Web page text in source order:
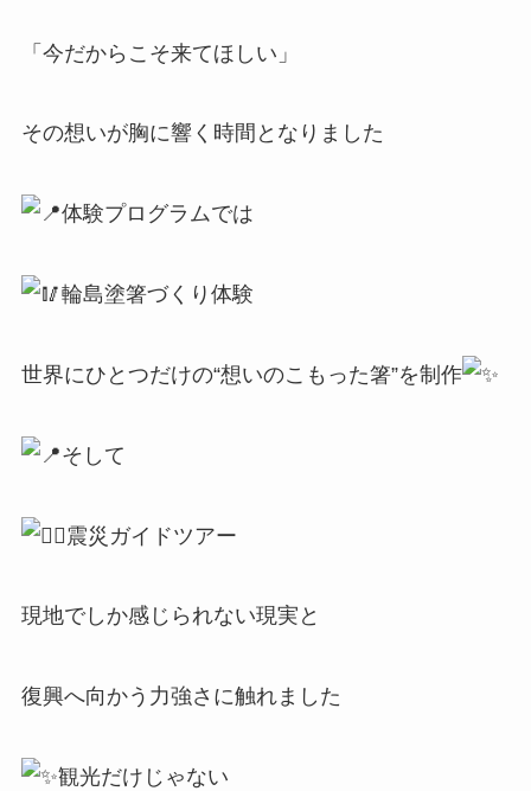
「今だからこそ来てほしい」
その想いが胸に響く時間となりました
体験プログラムでは
輪島塗箸づくり体験
世界にひとつだけの“想いのこもった箸”を制作
そして
震災ガイドツアー
現地でしか感じられない現実と
復興へ向かう力強さに触れました
観光だけじゃない